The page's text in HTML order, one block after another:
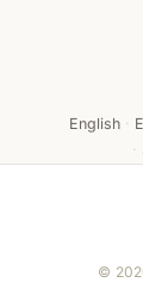
English ·
·
©